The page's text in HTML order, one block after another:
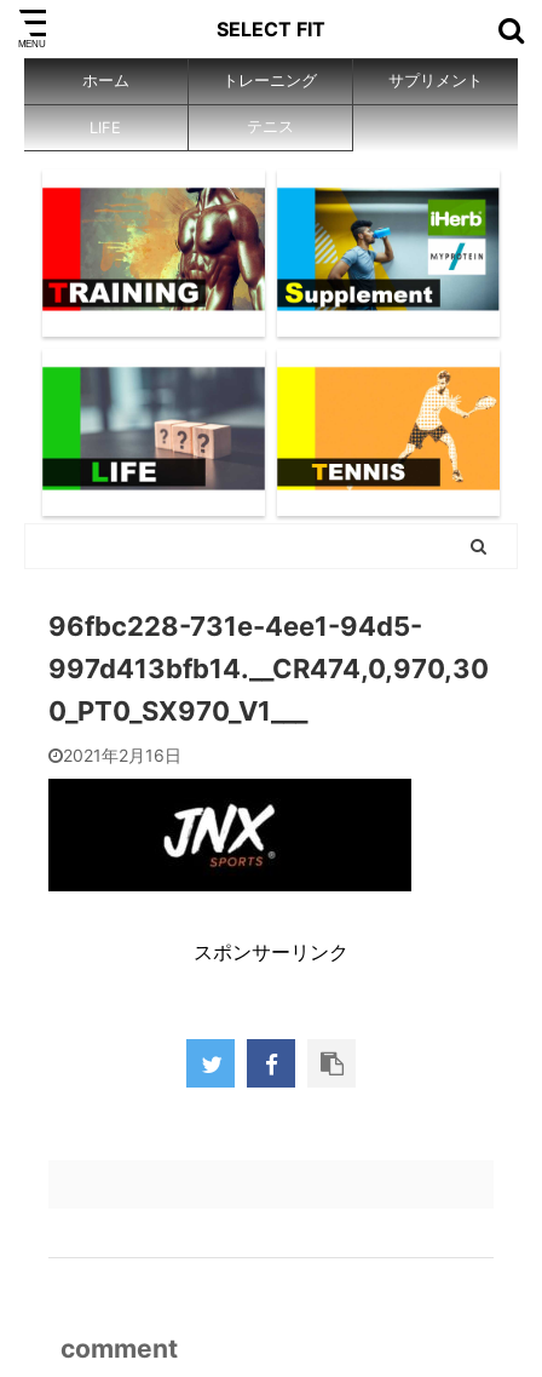
SELECT FIT
ホーム トレーニング サプリメント
LIFE テニス
96fbc228-731e-4ee1-94d5-
997d413bfb14.__CR474,0,970,30
0_PT0_SX970_V1___
2021年2月16日
スポンサーリンク
comment